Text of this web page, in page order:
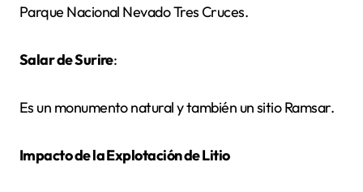
Parque Nacional Nevado Tres Cruces.
Salar de Surire:
Es un monumento natural y también un sitio Ramsar.
Impacto de la Explotación de Litio